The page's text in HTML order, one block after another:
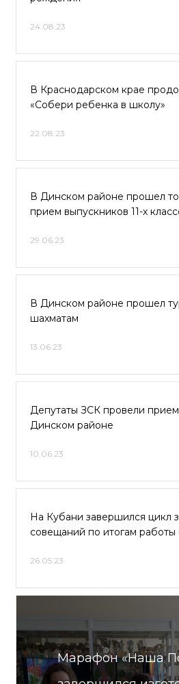
24.08.23
В Краснодарском крае
«Собери ребенка в школу»
22.08.23
В Динском районе прошел
прием выпускников 11-х
29.06.23
В Динском районе прошел
шахматам
13.06.23
Депутаты ЗСК провели
Динском районе
10.06.23
На Кубани завершился цикл
совещаний по итогам
26.05.23
Марафон «Наша